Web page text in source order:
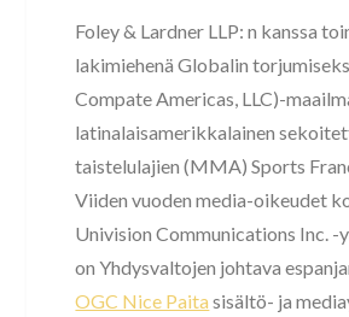
Foley & Lardner LLP: n kanssa
lakimiehenä Globalin
Compate Americas, LLC)-
latinalaisamerikkalainen
taistelulajien (MMA) Sports
Viiden vuoden media-oikeudet
Univision Communications Inc. -
on Yhdysvaltojen johtava
OGC Nice Paita sisältö- ja